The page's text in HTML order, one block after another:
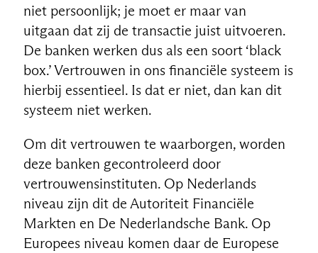
niet persoonlijk; je moet er maar van
uitgaan dat zij de transactie juist uitvoeren.
De banken werken dus als een soort ‘black
box.’ Vertrouwen in ons financiële systeem is
hierbij essentieel. Is dat er niet, dan kan dit
systeem niet werken.
Om dit vertrouwen te waarborgen, worden
deze banken gecontroleerd door
vertrouwensinstituten. Op Nederlands
niveau zijn dit de Autoriteit Financiële
Markten en De Nederlandsche Bank. Op
Europees niveau komen daar de Europese